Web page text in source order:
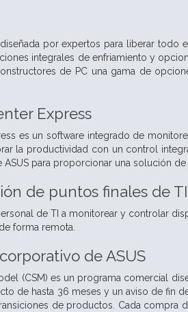
diseñada por expertos para liberar
integrales de enfriamiento y
de PC una gama de
Express
es un software integrado de
la productividad con un control
ASUS para proporcionar una solución
de puntos finales de TI
de TI a monitorear y controlar
forma remota.
de ASUS
(CSM) es un programa comercial
de hasta 36 meses y un aviso de fin
de productos. Cada compra